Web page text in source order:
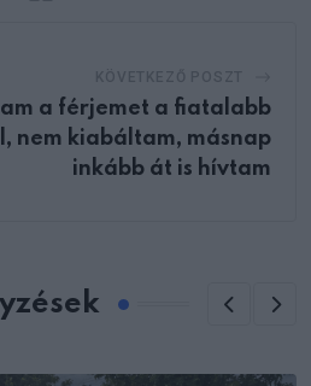
a férjemet a fiatalabb
nem kiabáltam, másnap
inkább át is hívtam